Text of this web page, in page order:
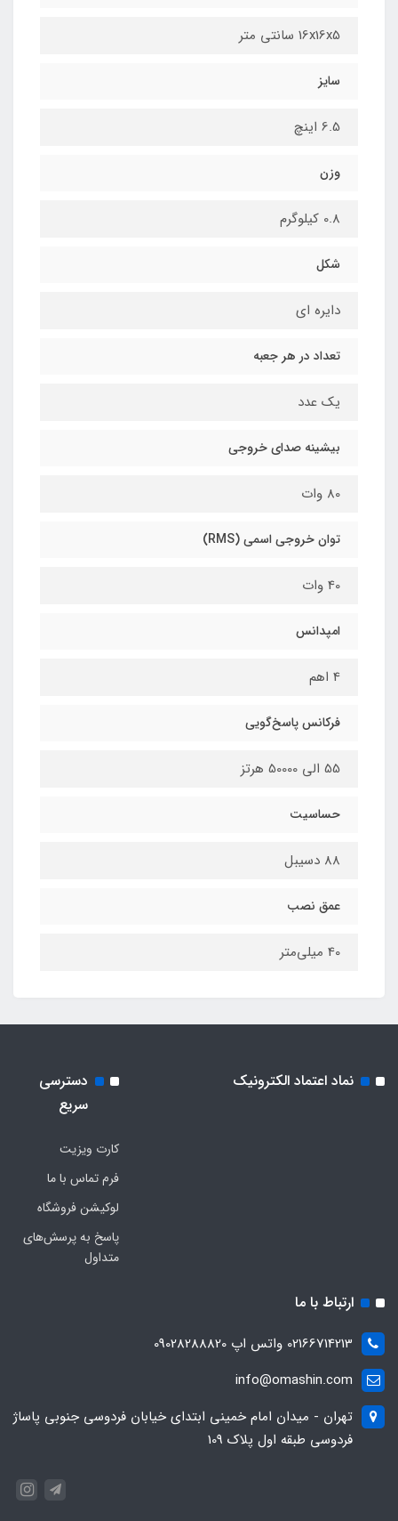
16x16x5 سانتی متر
سایز
6.5 اینچ
وزن
0.8 کیلوگرم
شکل
دایره ای
تعداد در هر جعبه
یک عدد
بیشینه صدای خروجی
80 وات
توان خروجی اسمی (RMS)
40 وات
امپدانس
4 اهم
فرکانس پاسخ‌گویی
55 الی 50000 هرتز
حساسیت
88 دسیبل
عمق نصب
40 میلی‌متر
نماد اعتماد الکترونیک
دسترسی
سریع
کارت ویزیت
فرم تماس با ما
لوکیشن فروشگاه
پاسخ به پرسش‌های
متداول
ارتباط با ما
02166714213 واتس اپ 09028288820
info@omashin.com
تهران - میدان امام خمینی ابتدای خیابان فردوسی جنوبی پاساژ
فردوسی طبقه اول پلاک 109